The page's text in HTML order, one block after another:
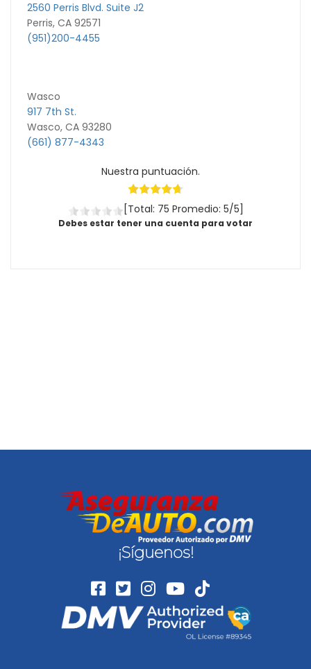
2560 Perris Blvd. Suite J2
Perris, CA 92571
(951)200-4455
Wasco
917 7th St.
Wasco, CA 93280
(661) 877-4343
Nuestra puntuación.
[Total: 75 Promedio: 5/5]
Debes estar tener una cuenta para votar
¡Síguenos!